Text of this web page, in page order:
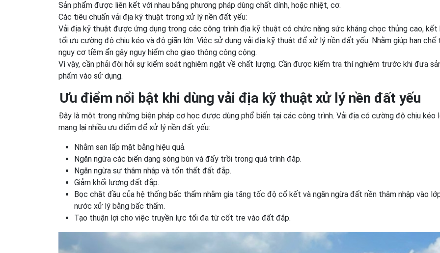
Sản phẩm được liên kết với nhau bằng phương pháp dùng chất dính, hoặc nhiệt, cơ.
Các tiêu chuẩn vải địa kỹ thuật trong xử lý nền đất yếu:
Vải địa kỹ thuật được ứng dụng trong các công trình địa kỹ thuật có chức năng sức kháng chọc thủng cao, kết
tối ưu cường độ chịu kéo và độ giãn lớn. Việc sử dụng vải địa kỹ thuật để xử lý nền đất yếu. Nhằm giúp hạn chế
nguy cơ tiềm ẩn gây nguy hiểm cho giao thông công cộng.
Vì vậy, cần phải đòi hỏi sự kiểm soát nghiêm ngặt về chất lượng. Cần được kiểm tra thí nghiệm trước khi đưa
phẩm vào sử dụng.
Ưu điểm nổi bật khi dùng vải địa kỹ thuật xử lý nền đất yếu
Đây là một trong những biện pháp cơ học được dùng phổ biến tại các công trình. Vải địa có cường độ chịu kéo
mang lại nhiều ưu điểm để xử lý nền đất yếu:
Nhằm san lấp mặt bằng hiệu quả.
Ngăn ngừa các biến dạng sóng bùn và đẩy trồi trong quá trình đắp.
Ngăn ngừa sự thâm nhập và tổn thất đất đắp.
Giảm khối lượng đất đắp.
Bọc chặt đầu của hệ thống bấc thấm nhằm gia tăng tốc độ cố kết và ngăn ngừa đất nền thâm nhập vào
nước xử lý bằng bấc thấm.
Tạo thuận lợi cho việc truyền lực tối đa từ cốt tre vào đất đắp.